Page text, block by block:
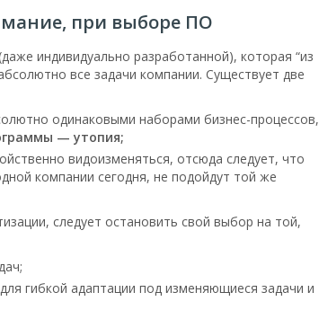
при выборе ПО
индивидуально разработанной), которая “из
все задачи компании. Существует две
одинаковыми наборами бизнес-процессов,
— утопия;
видоизменяться, отсюда следует, что
компании сегодня, не подойдут той же
следует остановить свой выбор на той,
гибкой адаптации под изменяющиеся задачи и